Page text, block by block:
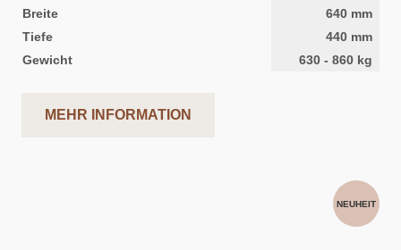
Breite
640 mm
Tiefe
440 mm
Gewicht
630 - 860 kg
MEHR INFORMATION
NEUHEIT